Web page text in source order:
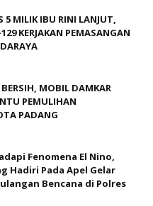
5 MILIK IBU RINI LANJUT,
KERJAKAN PEMASANGAN
MOBIL DAMKAR
PEMULIHAN
PADANG
Fenomena El Nino,
Hadiri Pada Apel Gelar
Bencana di Polres